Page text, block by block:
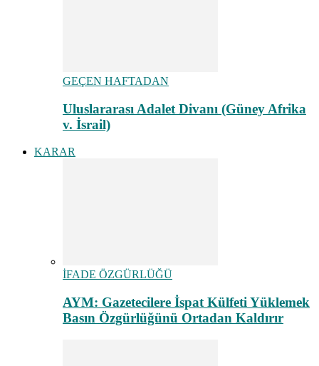
GEÇEN HAFTADAN
Uluslararası Adalet Divanı (Güney Afrika
v. İsrail)
KARAR
İFADE ÖZGÜRLÜĞÜ
AYM: Gazetecilere İspat Külfeti Yüklemek
Basın Özgürlüğünü Ortadan Kaldırır